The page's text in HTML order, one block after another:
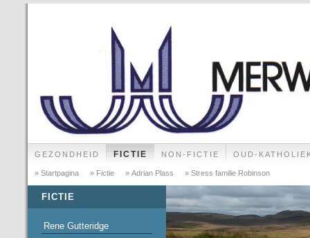
GEZONDHEID FICTIE NON-FICTIE OUD-
» Startpagina » Fictie » Adrian Plass » Stress familie Robinson
FICTIE
Rene Gutteridge